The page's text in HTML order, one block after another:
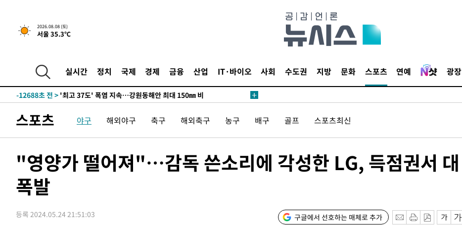
2026.08.08 (토)
서울 35.3℃
실시간 정치 국제 경제 금융 산업 IT·바이오 사회 수도권 지방 문화 스포츠 연예 광장
-5834초 전 >[속보]뉴욕증시 상승 마감…S&P 0.6% 나스닥 1.3%↑
주 날씨]
-25550초 전 >
축구협회 "압수수색·성접대 논란 사과…쇄신의 기회로 삼겠다"
-24067초 전 >
송"
-12688초 전 > '최고 37도' 폭염 지속…강원동해안 최대 150㎜ 비
-28552초 전 >
극한폭염 한풀 꺾이지만…'낮 최고 35도' 무더위, 열대야 계속[다음
-25570초 전 >축구협회 "압수수색·성접대 논란 사과…쇄신의 기회로 삼겠다"
송"
-12708초 전 >'최고 37도' 폭염 지속…강원동해안 최대 150㎜ 비
-5834초 전 >
스포츠 야구 해외야구 축구 해외축구 농구 배구 골프 스포츠최신
"영양가 떨어져"…감독 쓴소리에 각성한 LG, 득점권서 대
폭발
등록 2024.05.24 21:51:03 구글에서 선호하는 매체로 추가